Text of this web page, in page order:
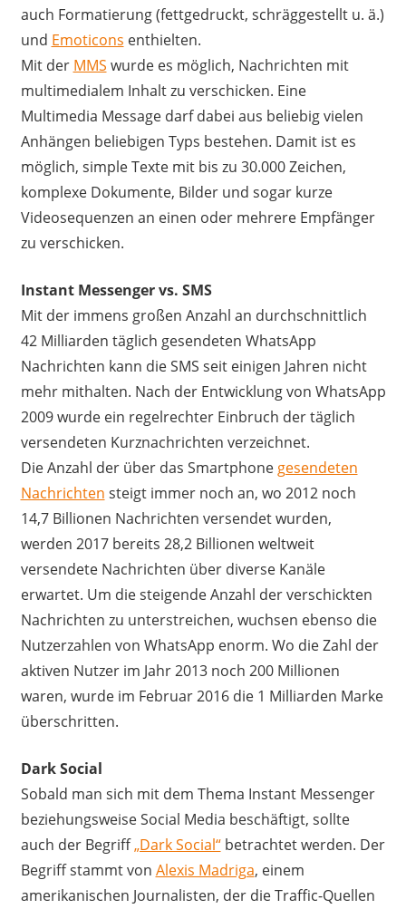
auch Formatierung (fettgedruckt, schräggestellt u. ä.)
und Emoticons enthielten.
Mit der MMS wurde es möglich, Nachrichten mit
multimedialem Inhalt zu verschicken. Eine
Multimedia Message darf dabei aus beliebig vielen
Anhängen beliebigen Typs bestehen. Damit ist es
möglich, simple Texte mit bis zu 30.000 Zeichen,
komplexe Dokumente, Bilder und sogar kurze
Videosequenzen an einen oder mehrere Empfänger
zu verschicken.
Instant Messenger vs. SMS
Mit der immens großen Anzahl an durchschnittlich
42 Milliarden täglich gesendeten WhatsApp
Nachrichten kann die SMS seit einigen Jahren nicht
mehr mithalten. Nach der Entwicklung von WhatsApp
2009 wurde ein regelrechter Einbruch der täglich
versendeten Kurznachrichten verzeichnet.
Die Anzahl der über das Smartphone gesendeten
Nachrichten steigt immer noch an, wo 2012 noch
14,7 Billionen Nachrichten versendet wurden,
werden 2017 bereits 28,2 Billionen weltweit
versendete Nachrichten über diverse Kanäle
erwartet. Um die steigende Anzahl der verschickten
Nachrichten zu unterstreichen, wuchsen ebenso die
Nutzerzahlen von WhatsApp enorm. Wo die Zahl der
aktiven Nutzer im Jahr 2013 noch 200 Millionen
waren, wurde im Februar 2016 die 1 Milliarden Marke
überschritten.
Dark Social
Sobald man sich mit dem Thema Instant Messenger
beziehungsweise Social Media beschäftigt, sollte
auch der Begriff„Dark Social“betrachtet werden. Der
Begriff stammt von Alexis Madriga, einem
amerikanischen Journalisten, der die Traffic-Quellen